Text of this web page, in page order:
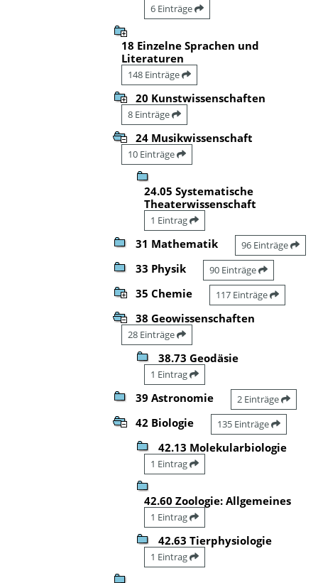
6 Einträge
18 Einzelne Sprachen und
Literaturen
148 Einträge
20 Kunstwissenschaften
8 Einträge
24 Musikwissenschaft
10 Einträge
24.05 Systematische
Theaterwissenschaft
1 Eintrag
31 Mathematik 96 Einträge
33 Physik 90 Einträge
35 Chemie 117 Einträge
38 Geowissenschaften
28 Einträge
38.73 Geodäsie
1 Eintrag
39 Astronomie 2 Einträge
42 Biologie 135 Einträge
42.13 Molekularbiologie
1 Eintrag
42.60 Zoologie: Allgemeines
1 Eintrag
42.63 Tierphysiologie
1 Eintrag